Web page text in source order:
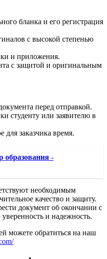
бланка и его регистрация
с высокой степенью
и приложения.
с защитой и оригинальным
перед отправкой.
студенту или заявителю в
для заказчика время.
образования -
необходимым
качество и защиту.
документ об окончании с
и надежность.
можете обратиться на наш